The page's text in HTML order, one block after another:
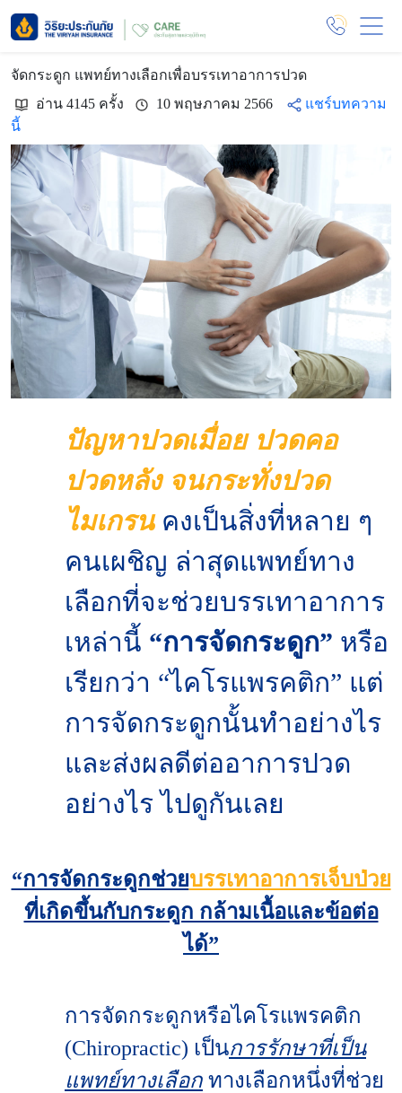
จัดกระดูก แพทย์ทางเลือกเพื่อบรรเทาอาการปวด
อ่าน 4145 ครั้ง
10 พฤษภาคม 2566
แชร์บทความ
นี้
ปัญหาปวดเมื่อย ปวดคอ
ปวดหลัง จนกระทั่งปวด
ไมเกรน คงเป็นสิ่งที่หลาย ๆ
คนเผชิญ ล่าสุดแพทย์ทาง
เลือกที่จะช่วยบรรเทาอาการ
เหล่านี้ “การจัดกระดูก” หรือ
เรียกว่า “ไคโรแพรคติก” แต่
การจัดกระดูกนั้นทำอย่างไร
และส่งผลดีต่ออาการปวด
อย่างไร ไปดูกันเลย
“การจัดกระดูกช่วยบรรเทาอาการเจ็บป่วย
ที่เกิดขึ้นกับกระดูก กล้ามเนื้อและข้อต่อ
ได้”
การจัดกระดูกหรือไคโรแพรคติก
(Chiropractic) เป็นการรักษาที่เป็น
แพทย์ทางเลือก ทางเลือกหนึ่งที่ช่วย